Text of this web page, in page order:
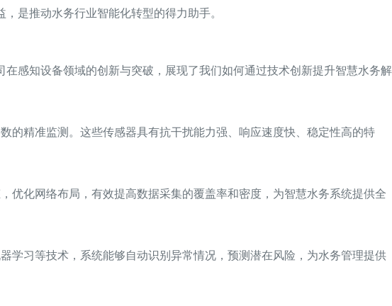
是推动水务行业智能化转型的得力助手。
感知设备领域的创新与突破，展现了我们如何通过技术创新提升智慧水务解
的精准监测。这些传感器具有抗干扰能力强、响应速度快、稳定性高的特
优化网络布局，有效提高数据采集的覆盖率和密度，为智慧水务系统提供全
学习等技术，系统能够自动识别异常情况，预测潜在风险，为水务管理提供